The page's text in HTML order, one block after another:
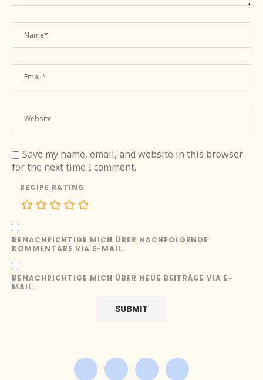
Save my name, email, and website in this browser
for the next time I comment.
RECIPE RATING
BENACHRICHTIGE MICH ÜBER NACHFOLGENDE
KOMMENTARE VIA E-MAIL.
BENACHRICHTIGE MICH ÜBER NEUE BEITRÄGE VIA E-
MAIL.